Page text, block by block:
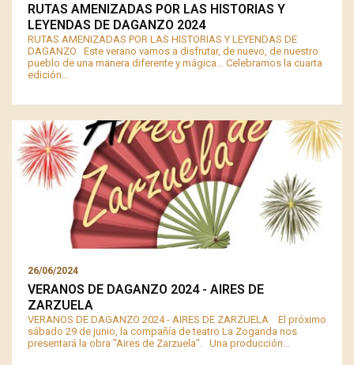
RUTAS AMENIZADAS POR LAS HISTORIAS Y
LEYENDAS DE DAGANZO 2024
RUTAS AMENIZADAS POR LAS HISTORIAS Y LEYENDAS DE
DAGANZO Este verano vamos a disfrutar, de nuevo, de nuestro
pueblo de una manera diferente y mágica… Celebramos la cuarta
edición…
26/06/2024
VERANOS DE DAGANZO 2024 - AIRES DE
ZARZUELA
VERANOS DE DAGANZO 2024 - AIRES DE ZARZUELA El próximo
sábado 29 de junio, la compañía de teatro La Zoganda nos
presentará la obra "Aires de Zarzuela". Una producción…